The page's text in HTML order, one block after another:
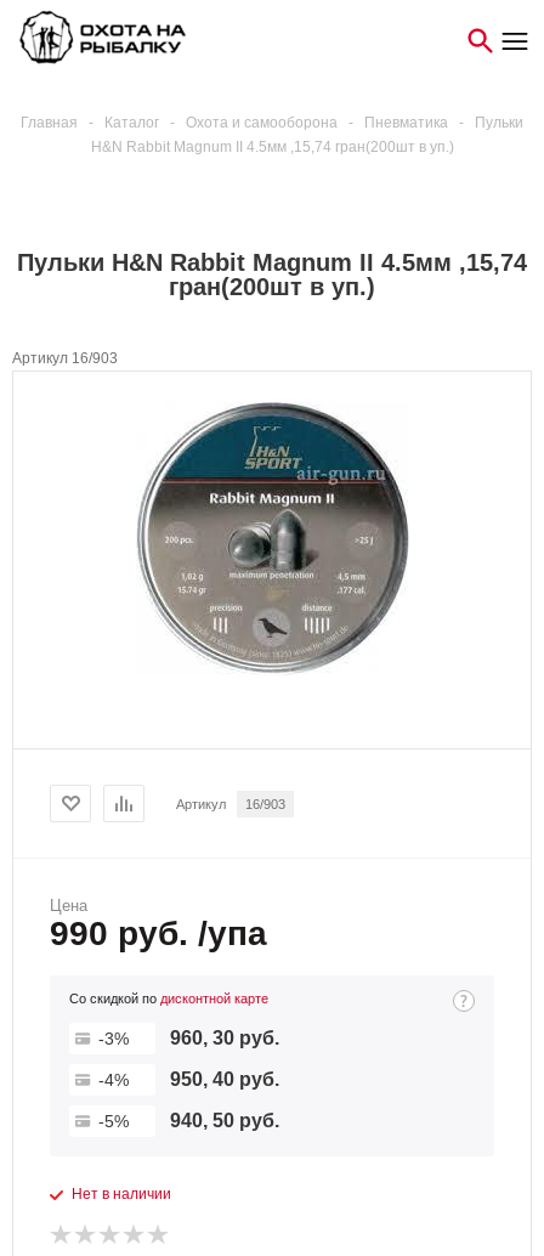
Главная - Каталог - Охота и самооборона - Пневматика -
Пульки
H&N Rabbit Magnum II 4.5мм ,15,74 гран(200шт в уп.)
Пульки H&N Rabbit Magnum II 4.5мм ,15,74
гран(200шт в уп.)
Артикул 16/903
Артикул 16/903
Цена
990 руб. /упа
Со скидкой по дисконтной карте
-3% 960, 30 руб.
-4% 950, 40 руб.
-5% 940, 50 руб.
Нет в наличии